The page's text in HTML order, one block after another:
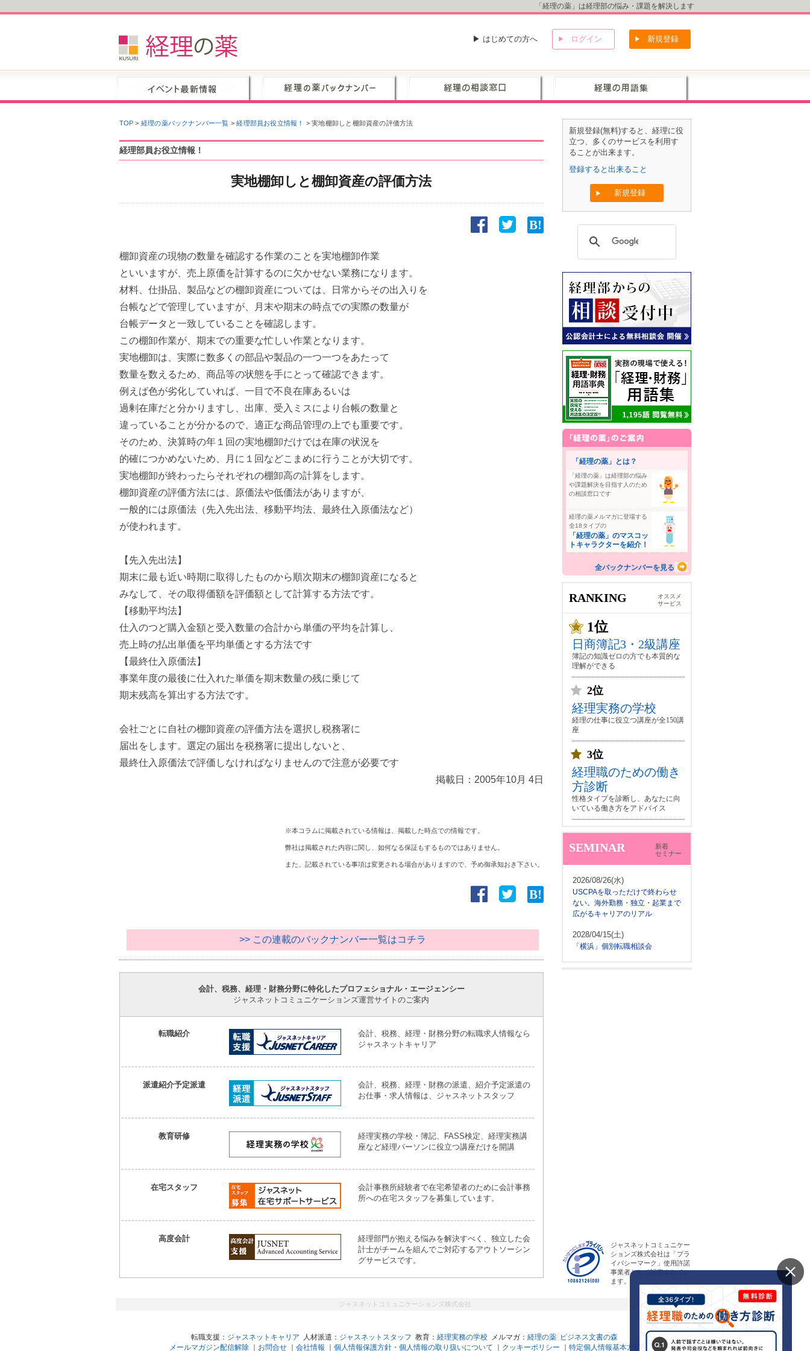
「経理の薬」は経理部の悩み・課題を解決します
▶ はじめての方へ ログイン 新規登録
TOP > 経理の薬バックナンバー一覧 >経理部員お役立情報！ >実地棚卸しと棚卸資産の評価方法
経理部員お役立情報！
実地棚卸しと棚卸資産の評価方法
棚卸資産の現物の数量を確認する作業のことを実地棚卸作業
といいますが、売上原価を計算するのに欠かせない業務になります。
材料、仕掛品、製品などの棚卸資産については、日常からその出入りを
台帳などで管理していますが、月末や期末の時点での実際の数量が
台帳データと一致していることを確認します。
この棚卸作業が、期末での重要な忙しい作業となります。
実地棚卸は、実際に数多くの部品や製品の一つ一つをあたって
数量を数えるため、商品等の状態を手にとって確認できます。
例えば色が劣化していれば、一目で不良在庫あるいは
過剰在庫だと分かりますし、出庫、受入ミスにより台帳の数量と
違っていることが分かるので、適正な商品管理の上でも重要です。
そのため、決算時の年１回の実地棚卸だけでは在庫の状況を
的確につかめないため、月に１回などこまめに行うことが大切です。
実地棚卸が終わったらそれぞれの棚卸高の計算をします。
棚卸資産の評価方法には、原価法や低価法がありますが、
一般的には原価法（先入先出法、移動平均法、最終仕入原価法など）
が使われます。
【先入先出法】
期末に最も近い時期に取得したものから順次期末の棚卸資産になると
みなして、その取得価額を評価額として計算する方法です。
【移動平均法】
仕入のつど購入金額と受入数量の合計から単価の平均を計算し、
売上時の払出単価を平均単価とする方法です
【最終仕入原価法】
事業年度の最後に仕入れた単価を期末数量の残に乗じて
期末残高を算出する方法です。
会社ごとに自社の棚卸資産の評価方法を選択し税務署に
届出をします。選定の届出を税務署に提出しないと、
最終仕入原価法で評価しなければなりませんので注意が必要です
掲載日： 2005年10月 4日
※本コラムに掲載されている情報は、掲載した時点での情報です。
弊社は掲載された内容に関し、如何なる保証もするものではありません。
また、記載されている事項は変更される場合がありますので、予め御承知おき下さい。
>> この連載のバックナンバー一覧はコチラ
会計、税務、経理・財務分野に特化したプロフェショナル・エージェンシー
ジャスネットコミュニケーションズ運営サイトのご案内
転職紹介
会計、税務、経理・財務分野の転職求人情報なら
ジャスネットキャリア
派遣紹介予定派遣
会計、税務、経理・財務の派遣、紹介予定派遣の
お仕事・求人情報は、ジャスネットスタッフ
教育研修
経理実務の学校・簿記、FASS検定、経理実務講
座など経理パーソンに役立つ講座だけを開講
在宅スタッフ
会計事務所経験者で在宅希望者のために会計事務
所への在宅スタッフを募集しています。
高度会計
経理部門が抱える悩みを解決すべく、独立した会
計士がチームを組んでご対応するアウトソーシン
グサービスです。
新規登録(無料)すると、経理に役
立つ、多くのサービスを利用す
ることが出来ます。
登録すると出来ること
新規登録
「経理の薬」とは？
「経理の薬」は経理部の悩み
や課題解決を目指す人のため
の相談窓口です
経理の薬メルマガに登場する
全18タイプの
「経理の薬」のマスコッ
トキャラクターを紹介！
全バックナンバーを見る
RANKING
オススメ
サービス
1位
日商簿記3・2級講座
簿記の知識ゼロの方でも本質的な
理解ができる
2位
経理実務の学校
経理の仕事に役立つ講座が全150講
座
3位
経理職のための働き
方診断
性格タイプを診断し、あなたに向
いている働き方をアドバイス
SEMINAR
新着
セミナー
2026/08/26(水)
USCPAを取っただけで終わらせ
ない。海外勤務・独立・起業まで
広がるキャリアのリアル
2028/04/15(土)
「横浜」個別転職相談会
ジャスネットコミュニケー
ションズ株式会社は「プラ
イバシーマーク」使用許諾
事業者として認定されてい
ます。
ジャスネットコミュニケーションズ株式会社
転職支援： ジャスネットキャリア 人材派遣： ジャスネットスタッフ 教育： 経理実務の学校メルマガ： 経理の薬
ビジネス文書の森
メールマガジン配信解除｜ お問合せ｜ 会社情報 個人情報保護方針・個人情報の取り扱いについて クッキーポリシー 特定個人情報基本方針